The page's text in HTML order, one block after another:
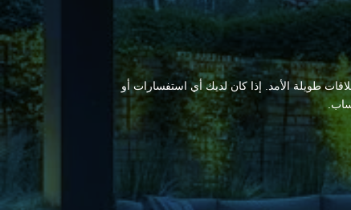
طويلة الأمد. إذا كان لديك أي استفسارات أو